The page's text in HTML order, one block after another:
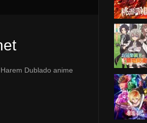
Dublado anime